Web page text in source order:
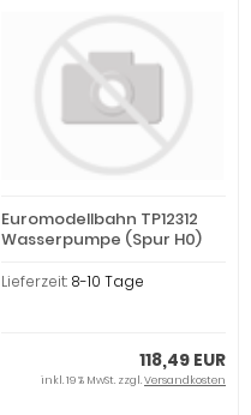
Euromodellbahn TP12312
Wasserpumpe (Spur H0)
Lieferzeit: 8-10 Tage
118,49 EUR
inkl. 19 % MwSt. zzgl.Versandkosten